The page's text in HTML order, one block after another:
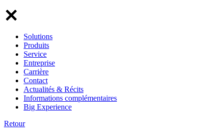
Solutions
Produits
Service
Entreprise
Carrière
Contact
Actualités & Récits
Informations complémentaires
Big Experience
Retour